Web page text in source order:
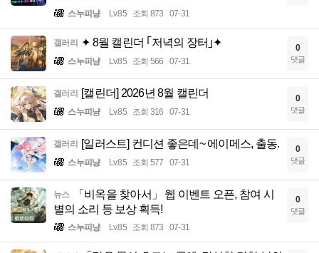
스누피냥 Lv.85 조회 873 07-31
갤러리 ✦ 8월 캘린더 ｢저녁의 장터｣✦
스누피냥 Lv.85 조회 566 07-31
0
댓글
갤러리 [캘린더] 2026년 8월 캘린더
스누피냥 Lv.85 조회 316 07-31
0
댓글
갤러리 [일러스트] 컨디션 좋은데~ 에이메스, 출동.
스누피냥 Lv.85 조회 577 07-31
0
댓글
뉴스
「비옥을 찾아서」 웹 이벤트 오픈, 참여 시
별의 소리 등 보상 획득!
스누피냥 Lv.85 조회 873 07-31
0
댓글